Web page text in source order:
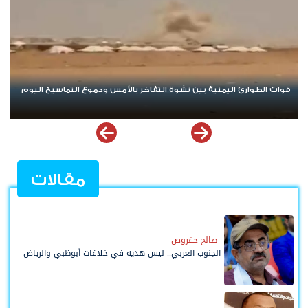
تصعيد جديد يهز مأرب وحضرموت.. الهجوم الحوثي يخلط الأوراق ويعيد
مقالات
صالح حقروص
الجنوب العربي.. ليس هدية في خلافات أبوظبي والرياض